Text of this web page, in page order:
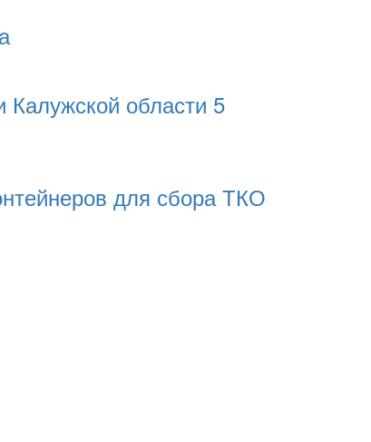
Калужской области 5
для сбора ТКО